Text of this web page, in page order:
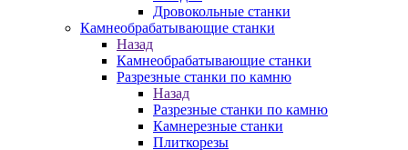
Дровокольные станки
Камнеобрабатывающие станки
Назад
Камнеобрабатывающие станки
Разрезные станки по камню
Назад
Разрезные станки по камню
Камнерезные станки
Плиткорезы